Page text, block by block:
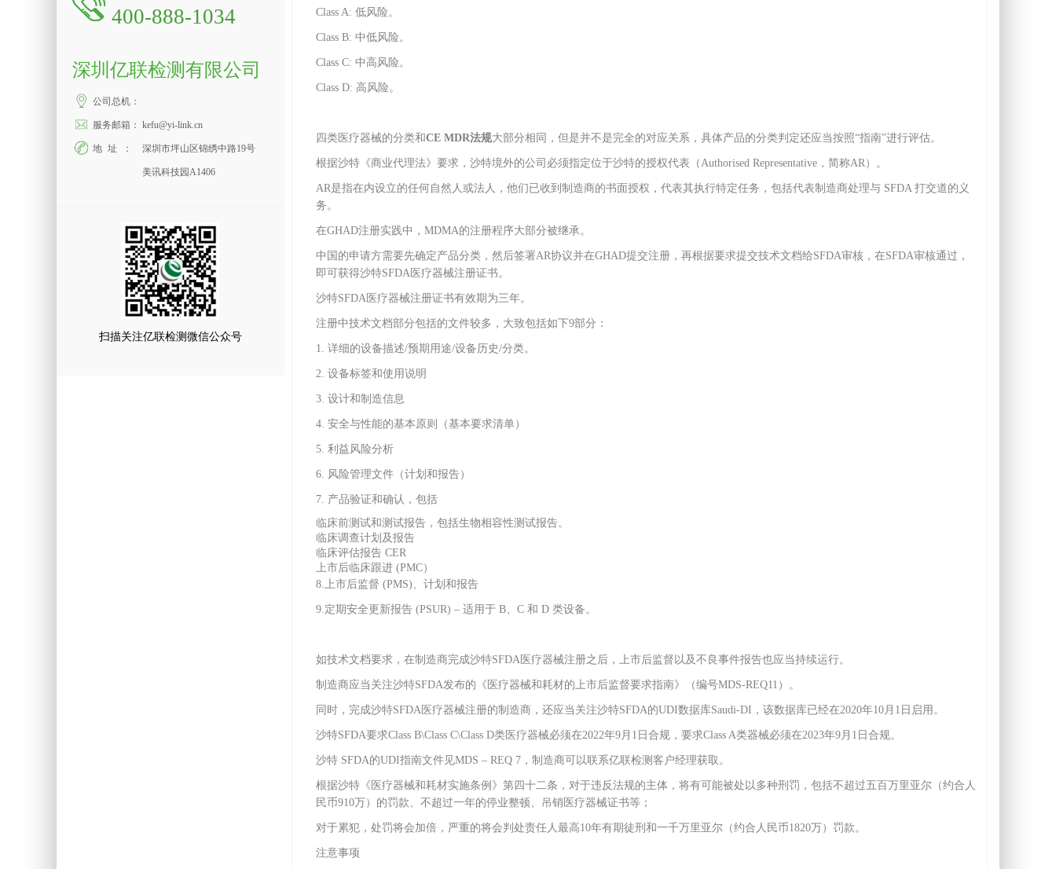
400-888-1034
深圳亿联检测有限公司
公司总机：
服务邮箱： kefu@yi-link.cn
地址： 深圳市坪山区锦绣中路19号
美讯科技园A1406
扫描关注亿联检测微信公众号
Class A: 低风险。
Class B: 中低风险。
Class C: 中高风险。
Class D: 高风险。
四类医疗器械的分类和CE MDR法规大部分相同，但是并不是完全的对应关系，具体产品的分类判定还应当按照“指南”进行评估。
根据沙特《商业代理法》要求，沙特境外的公司必须指定位于沙特的授权代表（Authorised Representative，简称AR）。
AR是指在内设立的任何自然人或法人，他们已收到制造商的书面授权，代表其执行特定任务，包括代表制造商处理与 SFDA 打交道的义
务。
在GHAD注册实践中，MDMA的注册程序大部分被继承。
中国的申请方需要先确定产品分类，然后签署AR协议并在GHAD提交注册，再根据要求提交技术文档给SFDA审核，在SFDA审核通过，
即可获得沙特SFDA医疗器械注册证书。
沙特SFDA医疗器械注册证书有效期为三年。
注册中技术文档部分包括的文件较多，大致包括如下9部分：
1. 详细的设备描述/预期用途/设备历史/分类。
2. 设备标签和使用说明
3. 设计和制造信息
4. 安全与性能的基本原则（基本要求清单）
5. 利益风险分析
6. 风险管理文件（计划和报告）
7. 产品验证和确认，包括
临床前测试和测试报告，包括生物相容性测试报告。
临床调查计划及报告
临床评估报告 CER
上市后临床跟进 (PMC）
8.上市后监督 (PMS)、计划和报告
9.定期安全更新报告 (PSUR) – 适用于 B、C 和 D 类设备。
如技术文档要求，在制造商完成沙特SFDA医疗器械注册之后，上市后监督以及不良事件报告也应当持续运行。
制造商应当关注沙特SFDA发布的《医疗器械和耗材的上市后监督要求指南》（编号MDS-REQ11）。
同时，完成沙特SFDA医疗器械注册的制造商，还应当关注沙特SFDA的UDI数据库Saudi-DI，该数据库已经在2020年10月1日启用。
沙特SFDA要求Class B\Class C\Class D类医疗器械必须在2022年9月1日合规，要求Class A类器械必须在2023年9月1日合规。
沙特 SFDA的UDI指南文件见MDS – REQ 7，制造商可以联系亿联检测 客户经理获取。
根据沙特《医疗器械和耗材实施条例》第四十二条，对于违反法规的主体，将有可能被处以多种刑罚，包括不超过五百万里亚尔（约合人
民币910万）的罚款、不超过一年的停业整顿、吊销医疗器械证书等；
对于累犯，处罚将会加倍，严重的将会判处责任人最高10年有期徒刑和一千万里亚尔（约合人民币1820万）罚款。
注意事项